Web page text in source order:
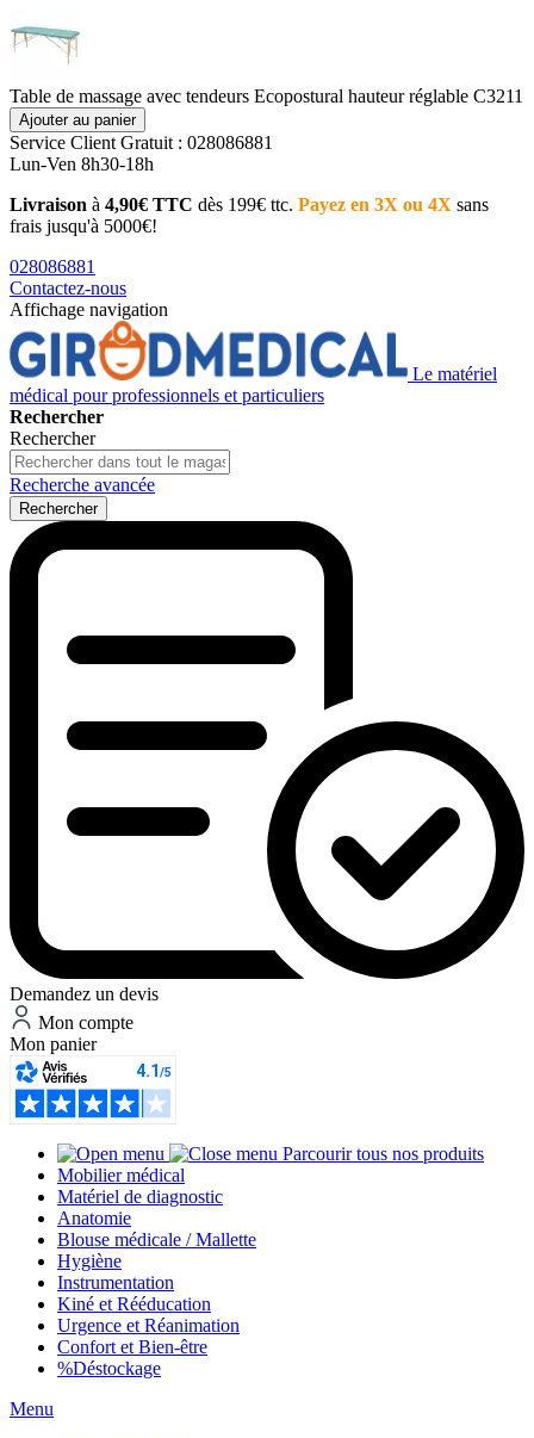
Table de massage avec tendeurs Ecopostural hauteur réglable C3211
Ajouter au panier
Service Client Gratuit : 028086881
Lun-Ven 8h30-18h
Livraison à 4,90€ TTC dès 199€ ttc. Payez en 3X ou 4X sans
frais jusqu'à 5000€!
028086881
Contactez-nous
Affichage navigation
Le matériel
médical pour professionnels et particuliers
Rechercher
Rechercher
Recherche avancée
Rechercher
Demandez un devis
Mon compte
Mon panier
Parcourir tous nos produits
Mobilier médical
Matériel de diagnostic
Anatomie
Blouse médicale / Mallette
Hygiène
Instrumentation
Kiné et Rééducation
Urgence et Réanimation
Confort et Bien-être
%Déstockage
Menu